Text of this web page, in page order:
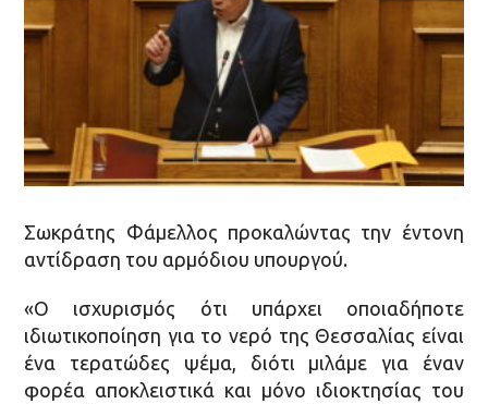
Σωκράτης Φάμελλος προκαλώντας την έντονη
αντίδραση του αρμόδιου υπουργού.
«Ο ισχυρισμός ότι υπάρχει οποιαδήποτε
ιδιωτικοποίηση για το νερό της Θεσσαλίας είναι
ένα τερατώδες ψέμα, διότι μιλάμε για έναν
φορέα αποκλειστικά και μόνο ιδιοκτησίας του